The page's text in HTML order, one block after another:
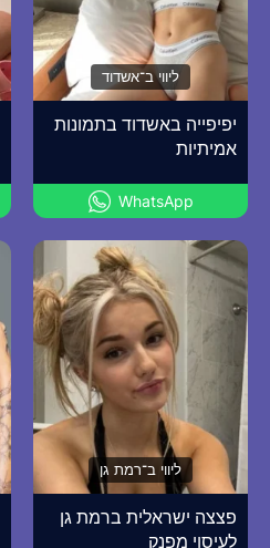
ליווי ב־אשדוד
יפיפייה באשדוד בתמונות
אמיתיות
WhatsApp
ליווי ב־רמת גן
פצצה ישראלית ברמת גן
לעיסוי מפנק